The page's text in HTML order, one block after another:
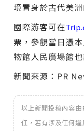
境置身於古代美
國際游客可在
票，參觀當日憑
物館人民廣場館
新聞來源：PR
以上新聞投稿內容
任，若有涉及任何